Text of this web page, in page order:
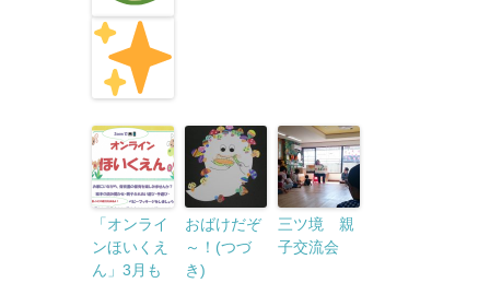
「オンライ
ンほいくえ
ん」3月も
おばけだぞ
～！(つづ
き)
三ツ境 親
子交流会